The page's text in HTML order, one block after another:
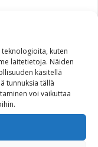
kuten
laitetietoja. Näiden
käsitellä
tunnuksia tällä
voi vaikuttaa